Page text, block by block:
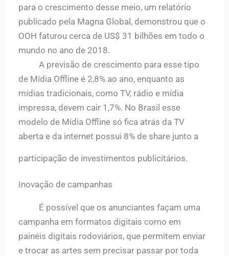
para o crescimento desse meio, um relatório
publicado pela Magna Global, demonstrou que o
OOH faturou cerca de US$ 31 bilhões em todo o
mundo no ano de 2018.
A previsão de crescimento para esse tipo
de Mídia Offline é 2,8% ao ano, enquanto as
mídias tradicionais, como TV, rádio e mídia
impressa, devem cair 1,7%. No Brasil esse
modelo de Mídia Offline só fica atrás da TV
aberta e da internet possui 8% de share junto a
participação de investimentos publicitários.
Inovação de campanhas
É possível que os anunciantes façam uma
campanha em formatos digitais como em
painéis digitais rodoviários, que permitem enviar
e trocar as artes sem precisar passar por toda